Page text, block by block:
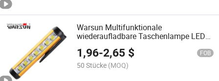
Warsun Multifunktionale
wiederaufladbare Taschenlampe LED
Blitzlicht COB Typ-C Taschenlampe mit
Clip
1,96-2,65 $ FOB
50 Stücke (MOQ)